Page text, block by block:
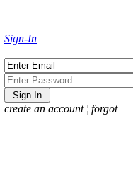
Sign-In
create an account ¦ forgot